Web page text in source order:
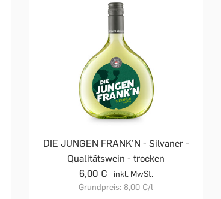
DIE JUNGEN FRANK'N - Silvaner -
Qualitätswein - trocken
6,00 €
inkl. MwSt.
Grundpreis: 8,00 €/l